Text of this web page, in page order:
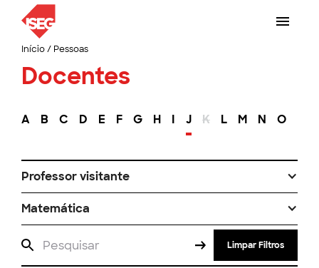
Início/ Pessoas
Docentes
A B C D E F G H I J K L M N O
Professor visitante
Matemática
Limpar Filtros